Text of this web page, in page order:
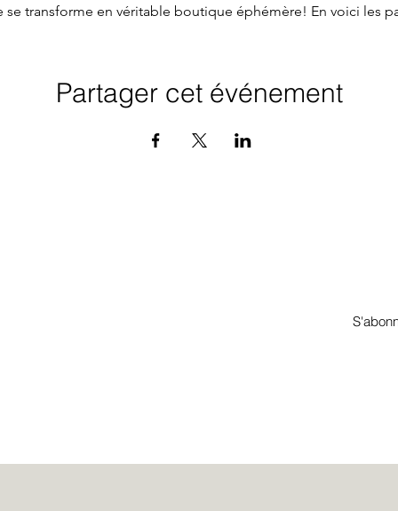
se transforme en véritable boutique éphémère! En voici les
Partager cet événement